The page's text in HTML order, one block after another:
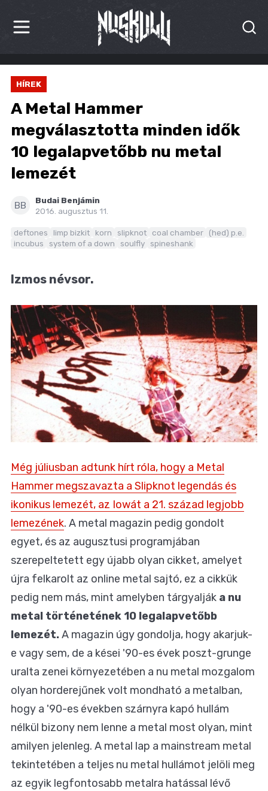
HÍREK
KRITIKÁK
BESZÁMOLÓK
INTERJÚK
PREMIEREK
KULT
MÁSVILÁG
HÍREK
A Metal Hammer
megválasztotta minden idők
10 legalapvetőbb nu metal
lemezét
BB
Budai Benjámin
2016. augusztus 11.
deftones limp bizkit korn slipknot coal chamber
(hed) p.e.
incubus
system of a down soulfly spineshank
Izmos névsor.
Még júliusban adtunk hírt róla, hogy a Metal
Hammer megszavazta a Slipknot legendás és
ikonikus lemezét, az Iowát a 21. század legjobb
lemezének. A metal magazin pedig gondolt
egyet, és az augusztusi programjában
szerepeltetett egy újabb olyan cikket, amelyet
újra felkarolt az online metal sajtó, ez a cikkük
pedig nem más, mint amelyben tárgyalják a nu
metal történetének 10 legalapvetőbb
lemezét.A magazin úgy gondolja, hogy akarjuk-
e vagy sem, de a kései '90-es évek poszt-grunge
uralta zenei környezetében a nu metal mozgalom
olyan horderejűnek volt mondható a metalban,
hogy a '90-es években szárnyra kapó hullám
nélkül bizony nem lenne a metal most olyan, mint
amilyen jelenleg. A metal lap a mainstream metal
tekintetében a teljes nu metal hullámot jelöli meg
az egyik legfontosabb metalra hatással lévő